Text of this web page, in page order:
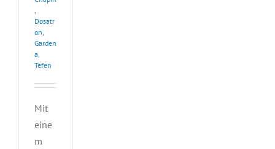
,
Dosatr
on,
Garden
a,
Tefen
Mit
eine
m